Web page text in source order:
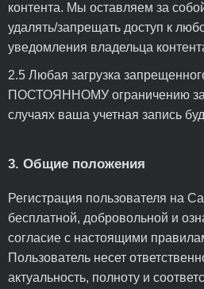
контента. Мы оставляем за
удалять/запрещать доступ к
уведомления владельца
2.5 Любая загрузка
ПОСТОЯННОМУ ограничению
случаях ваша учетная запись
3. Общие положения
Регистрация пользователя на
бесплатной, добровольной и
согласие с настоящими
Пользователь несет
актуальность, полноту и